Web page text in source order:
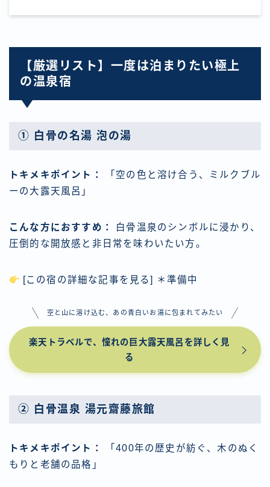
【厳選リスト】一度は泊まりたい極上
の温泉宿
① 白骨の名湯 泡の湯
トキメキポイント：
「空の色と溶け合う、ミルクブル
ーの大露天風呂」
こんな方におすすめ：
白骨温泉のシンボルに浸かり、
圧倒的な開放感と非日常を味わいたい方。
[この宿の詳細な記事を見る] ＊準備中
空と山に溶け込む、あの青白いお湯に包まれてみたい
楽天トラベルで、憧れの巨大露天風呂を詳しく見
る
② 白骨温泉 湯元齋藤旅館
トキメキポイント：
「400年の歴史が紡ぐ、木のぬく
もりと老舗の品格」